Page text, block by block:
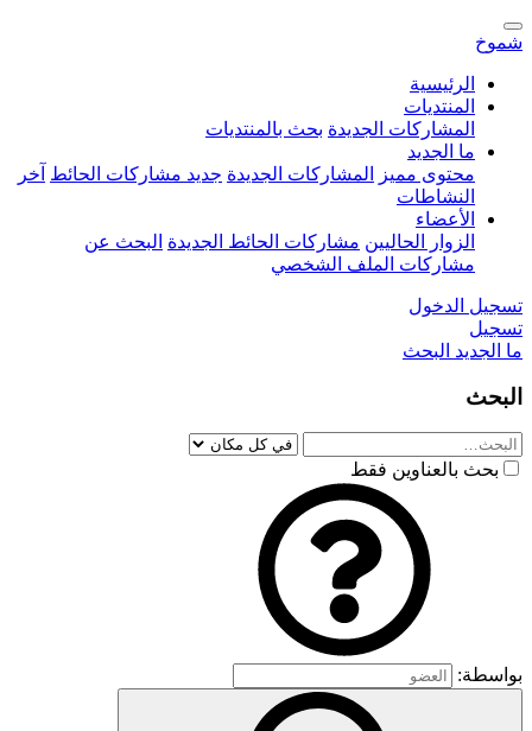
شموخ
الرئيسية
المنتديات
المشاركات الجديدة بحث بالمنتديات
ما الجديد
محتوى مميز
المشاركات الجديدة جديد مشاركات الحائط آخر
النشاطات
الأعضاء
الزوار الحاليين مشاركات الحائط الجديدة البحث عن
مشاركات الملف الشخصي
تسجيل الدخول
تسجيل
ما الجديد البحث
البحث
بحث بالعناوين فقط
بواسطة: